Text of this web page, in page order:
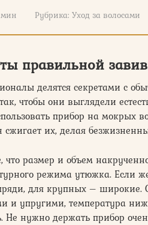
Рубрика: Уход за волосами
правильной
делятся секретами с
чтобы они выглядели
прибор на мокрых
сжигает их, делая
что размер и объем
режима утюжка. Если
для крупных – широкие.
и упругими, температура
Не нужно держать прибор